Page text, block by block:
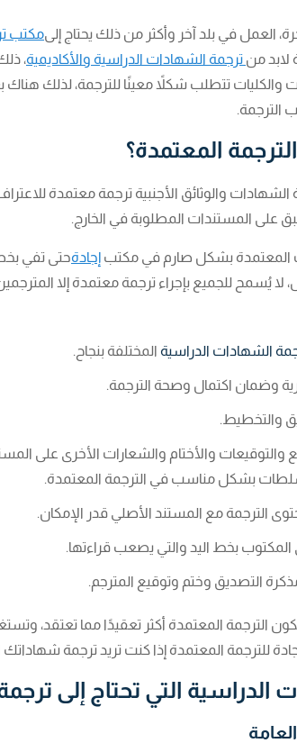
العمل في بلد آخر وأكثر من ذلك يحتاج إلىمكتب
لابد من ترجمة الشهادات الدراسية والأكاديمية،
والكليات تتطلب شكلاً معينًا للترجمة، لذلك
الترجمة.
المعتمدة؟
الشهادات والوثائق الأجنبية ترجمة معتمدة
على المستندات المطلوبة في الخارج.
المعتمدة بشكل صارم في مكتب إجادةحتى تفي
لا يُسمح للجميع بإجراء ترجمة معتمدة إلا
الشهادات الدراسية المختلفة بنجاح.
وضمان اكتمال وصحة الترجمة.
والتخطيط.
والتوقيعات والأختام والشعارات الأخرى على
بشكل مناسب في الترجمة المعتمدة.
الترجمة مع المستند الأصلي قدر الإمكان.
بخط اليد والتي يصعب قراءتها.
التصديق وختم وتوقيع المترجم.
الترجمة المعتمدة أكثر تعقيدًا مما تعتقد،
للترجمة المعتمدة إذا كنت تريد ترجمة شهاداتك
الدراسية التي تحتاج إلى